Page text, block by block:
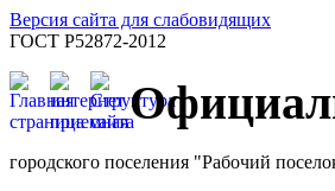
Версия сайта для слабовидящих
ГОСТ Р52872-2012
городского поселения "Рабочий